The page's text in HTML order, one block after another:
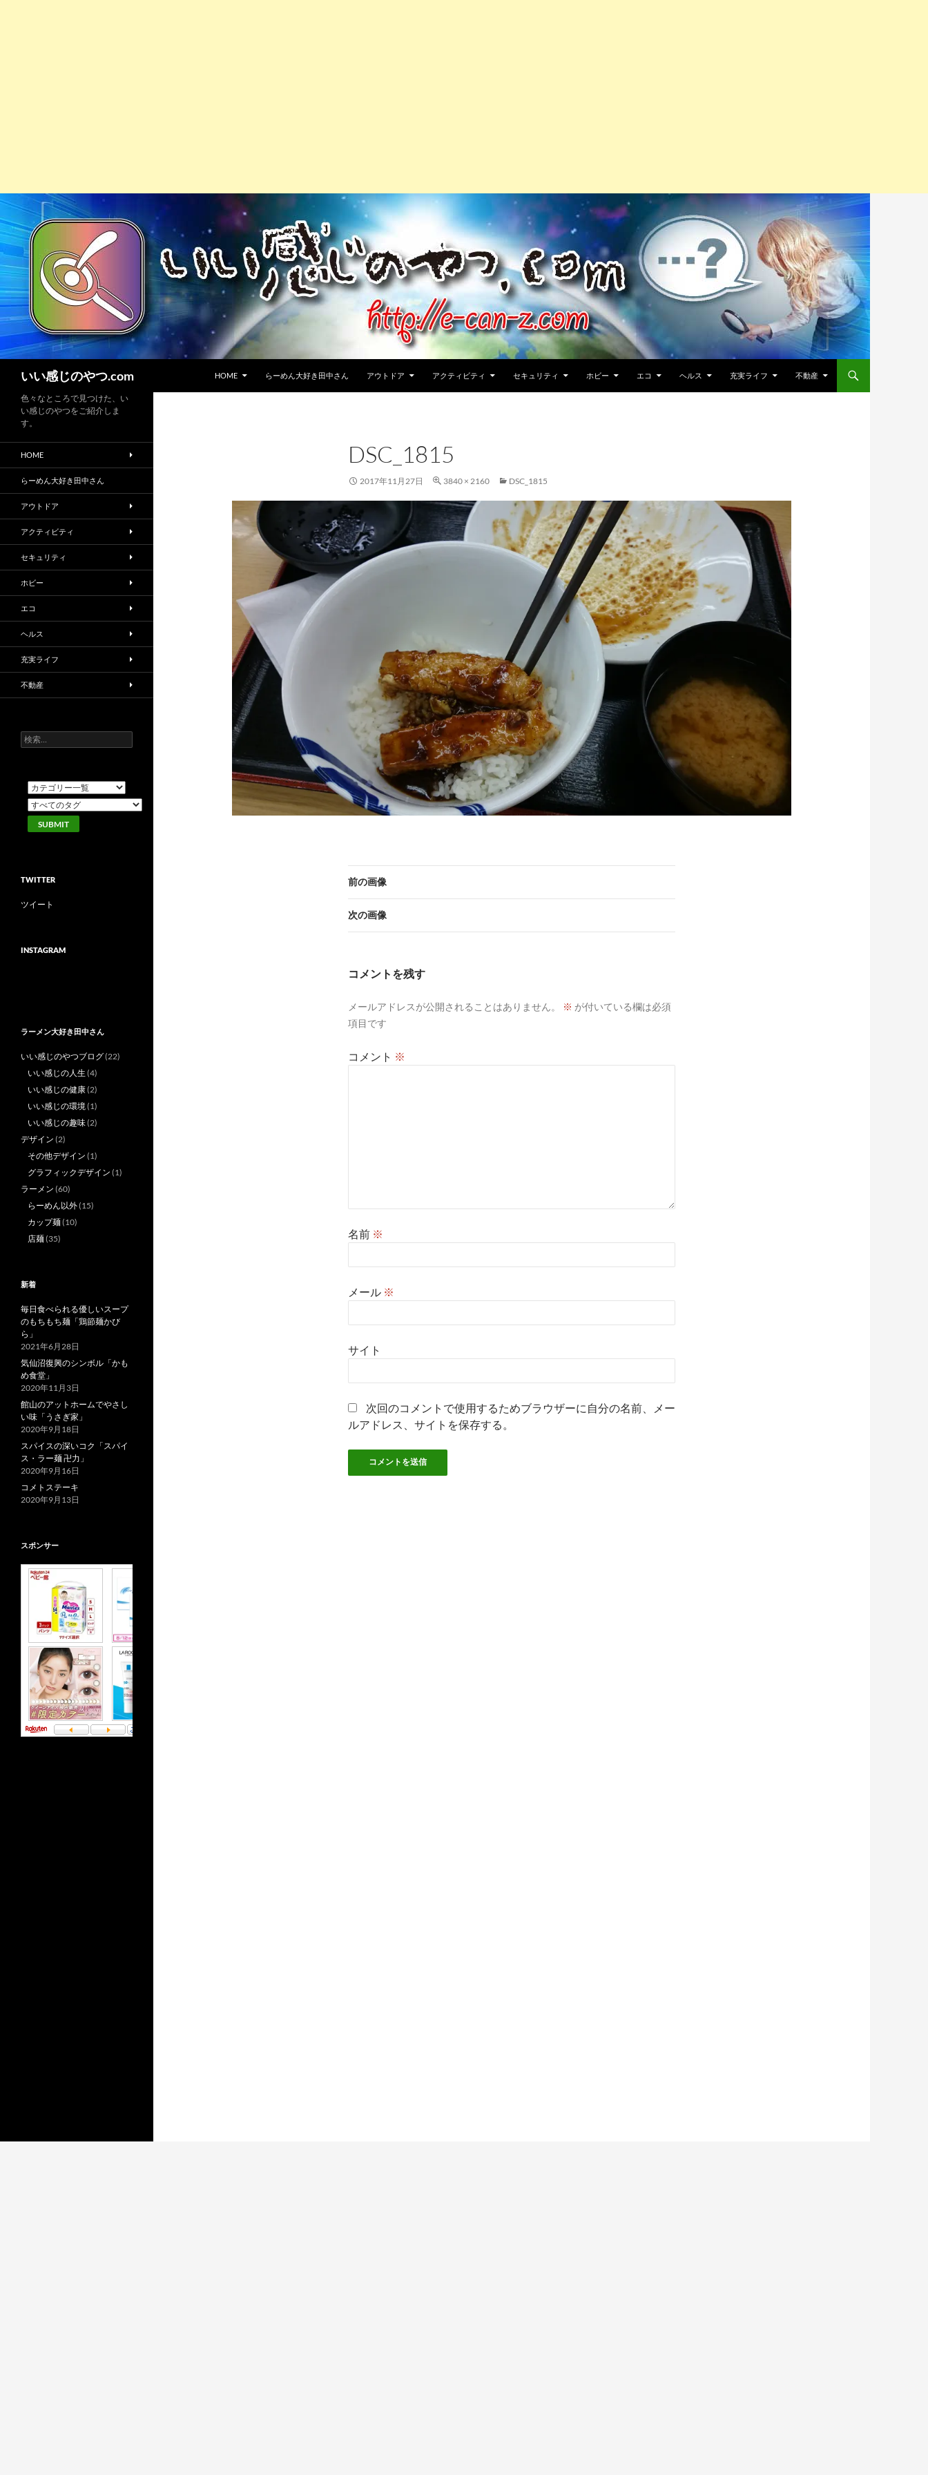
いい感じのやつ.com
HOME
らーめん大好き田中さん アウトドア アクティビティ セキュリティ ホビー エコ ヘルス 充実ライフ 不動産
DSC_1815
2017年11月27日 3840 × 2160 DSC_1815
前の画像
次の画像
コメントを残す
メールアドレスが公開されることはありません。 ※ が付いている欄は必須
項目です
コメント ※
名前 ※
メール ※
サイト
次回のコメントで使用するためブラウザーに自分の名前、メー
ルアドレス、サイトを保存する。
色々なところで見つけた、い
い感じのやつをご紹介しま
す。
HOME
らーめん大好き田中さん
アウトドア
アクティビティ
セキュリティ
ホビー
エコ
ヘルス
充実ライフ
不動産
検
索:
TWITTER
ツイート
INSTAGRAM
ラーメン大好き田中さん
いい感じのやつブログ(22)
いい感じの人生 (4)
いい感じの健康(2)
いい感じの環境(1)
いい感じの趣味(2)
デザイン (2)
その他デザイン (1)
グラフィックデザイン (1)
ラーメン (60)
らーめん以外(15)
カップ麺(10)
店麺(35)
新着
毎日食べられる優しいスープ
のもちもち麺「鶏節麺かび
ら」
2021年6月28日
気仙沼復興のシンボル「かも
め食堂」
2020年11月3日
館山のアットホームでやさし
い味「うさぎ家」
2020年9月18日
スパイスの深いコク「スパイ
ス・ラー麺 卍力」
2020年9月16日
コメトステーキ
2020年9月13日
スポンサー